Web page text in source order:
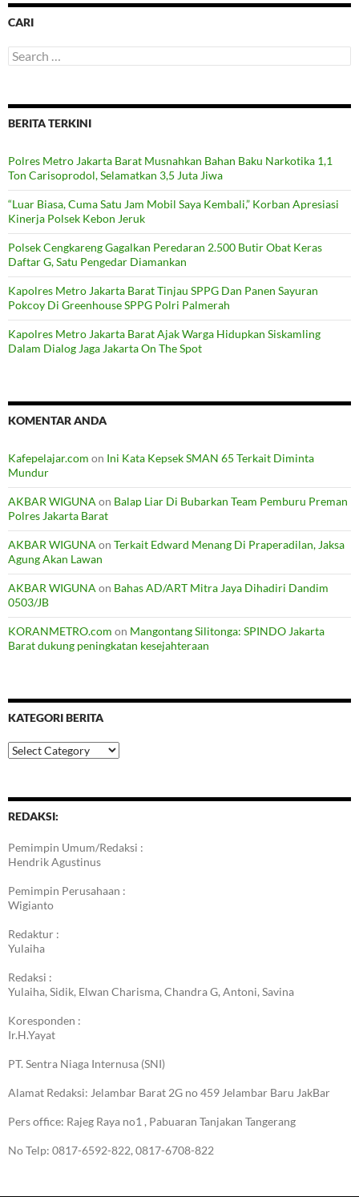
CARI
Search
for:
BERITA TERKINI
Polres Metro Jakarta Barat Musnahkan Bahan Baku Narkotika 1,1
Ton Carisoprodol, Selamatkan 3,5 Juta Jiwa
“Luar Biasa, Cuma Satu Jam Mobil Saya Kembali,” Korban Apresiasi
Kinerja Polsek Kebon Jeruk
Polsek Cengkareng Gagalkan Peredaran 2.500 Butir Obat Keras
Daftar G, Satu Pengedar Diamankan
Kapolres Metro Jakarta Barat Tinjau SPPG Dan Panen Sayuran
Pokcoy Di Greenhouse SPPG Polri Palmerah
Kapolres Metro Jakarta Barat Ajak Warga Hidupkan Siskamling
Dalam Dialog Jaga Jakarta On The Spot
KOMENTAR ANDA
Kafepelajar.com on Ini Kata Kepsek SMAN 65 Terkait Diminta
Mundur
AKBAR WIGUNA on Balap Liar Di Bubarkan Team Pemburu Preman
Polres Jakarta Barat
AKBAR WIGUNA on Terkait Edward Menang Di Praperadilan, Jaksa
Agung Akan Lawan
AKBAR WIGUNA on Bahas AD/ART Mitra Jaya Dihadiri Dandim
0503/JB
KORANMETRO.com on Mangontang Silitonga: SPINDO Jakarta
Barat dukung peningkatan kesejahteraan
KATEGORI BERITA
Kategori
Berita
REDAKSI:
Pemimpin Umum/Redaksi :
Hendrik Agustinus
Pemimpin Perusahaan :
Wigianto
Redaktur :
Yulaiha
Redaksi :
Yulaiha, Sidik, Elwan Charisma, Chandra G, Antoni, Savina
Koresponden :
Ir.H.Yayat
PT. Sentra Niaga Internusa (SNI)
Alamat Redaksi: Jelambar Barat 2G no 459 Jelambar Baru JakBar
Pers office: Rajeg Raya no1 , Pabuaran Tanjakan Tangerang
No Telp: 0817-6592-822, 0817-6708-822